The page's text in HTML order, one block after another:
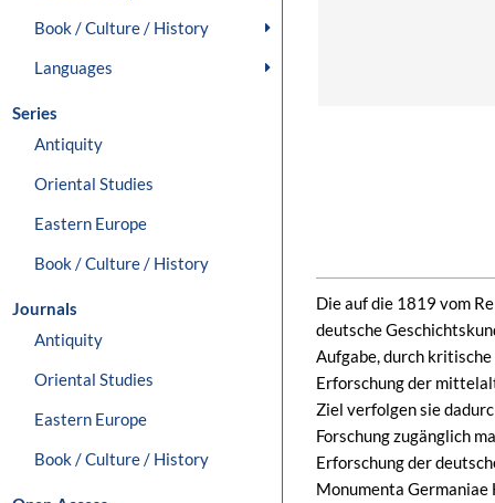
Book / Culture / History
Languages
Series
Antiquity
Oriental Studies
Eastern Europe
Book / Culture / History
Journals
Antiquity
Oriental Studies
Eastern Europe
Book / Culture / History
Die auf die 1819 vom
deutsche
Aufgabe, durch
Erforschung der
Ziel verfolgen sie
Forschung zugänglich
Erforschung der
Monumenta Germaniae